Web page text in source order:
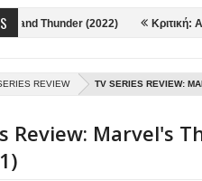
(2022) Κριτική: Αγέλη
REVIEW TV SERIES REVIEW:
Review: Marvel's